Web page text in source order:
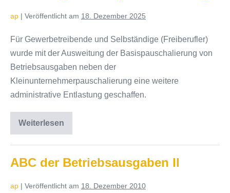
ap | Veröffentlicht am 18. Dezember 2025
Für Gewerbetreibende und Selbständige (Freiberufler)
wurde mit der Ausweitung der Basispauschalierung von
Betriebsausgaben neben der
Kleinunternehmerpauschalierung eine weitere
administrative Entlastung geschaffen.
WeiterlesenNeuerungen
Basispauschalierung
ABC der Betriebsausgaben II
ap | Veröffentlicht am 18. Dezember 2010